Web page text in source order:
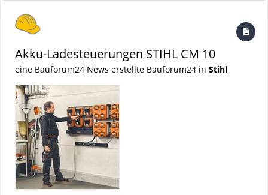
Akku-Ladesteuerungen STIHL CM 10
eine Bauforum24 News erstellte Bauforum24 in Stihl